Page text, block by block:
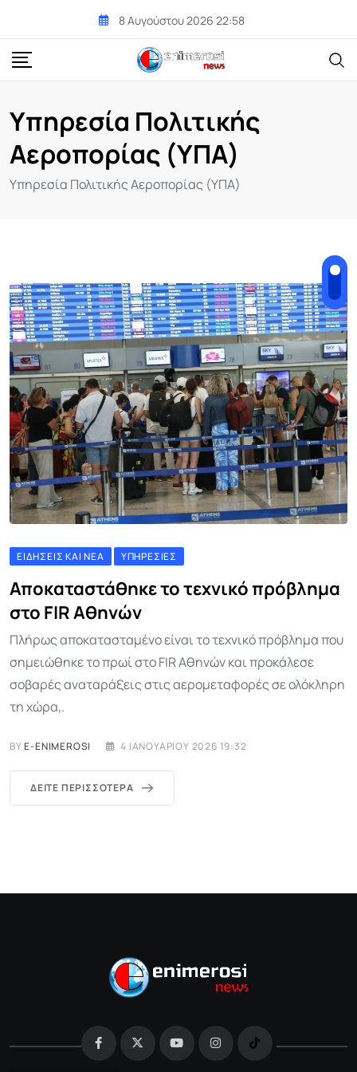
content
8 Αυγούστου 2026 22:58
Υπηρεσία Πολιτικής
Αεροπορίας (ΥΠΑ)
Υπηρεσία Πολιτικής Αεροπορίας (ΥΠΑ)
ΕΙΔΉΣΕΙΣ ΚΑΙ ΝΈΑ ΥΠΗΡΕΣΊΕΣ
Αποκαταστάθηκε το τεχνικό πρόβλημα
στο FIR Αθηνών
Πλήρως αποκατασταμένο είναι το τεχνικό πρόβλημα που
σημειώθηκε το πρωί στο FIR Αθηνών και προκάλεσε
σοβαρές αναταράξεις στις αερομεταφορές σε ολόκληρη
τη χώρα,.
BYE-ENIMEROSI 4 ΙΑΝΟΥΑΡΊΟΥ 2026 19:32
ΔΕΊΤΕ ΠΕΡΙΣΣΌΤΕΡΑ